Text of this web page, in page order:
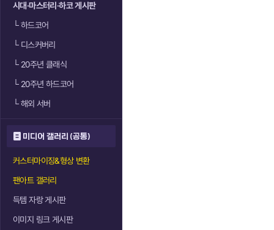
시대·마스터리·하코 게시판
└하드코어
└디스커버리
└20주년 클래식
└20주년 하드코어
└해외 서버
미디어 갤러리 (공통)
커스터마이징&형상 변환
팬아트 갤러리
득템 자랑 게시판
이미지 링크 게시판